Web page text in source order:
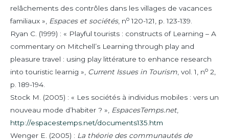
relâchements des contrôles dans les villages de vacances
familiaux »,
Espaces et sociétés, no 120-121, p. 123-139.
Ryan C. (1999) : « Playful tourists : constructs of Learning – A
commentary on Mitchell’s Learning through play and
pleasure travel : using play littérature to enhance research
into touristic learnig », Current Issues in Tourism , vol. 1, no 2,
p. 189-194.
Stock M. (2005) : « Les sociétés à individus mobiles : vers un
nouveau mode d’habiter ? »,
EspacesTemps.net,
http://espacestemps.net/documents135.htm
Wenger E. (2005) : La théorie des communautés de